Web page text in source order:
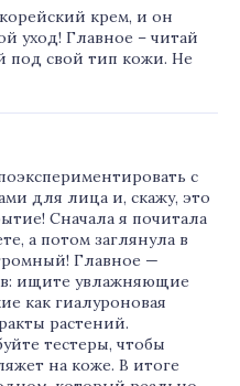
крем, и он
уход! Главное – читай
под свой тип кожи. Не
с
для лица и, скажу, это
Сначала я почитала
а потом заглянула в
Главное —
ищите увлажняющие
как гиалуроновая
растений.
тестеры, чтобы
на коже. В итоге